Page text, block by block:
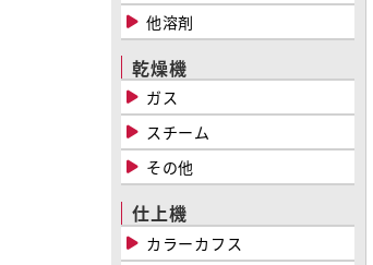
他溶剤
乾燥機
ガス
スチーム
その他
仕上機
カラーカフス